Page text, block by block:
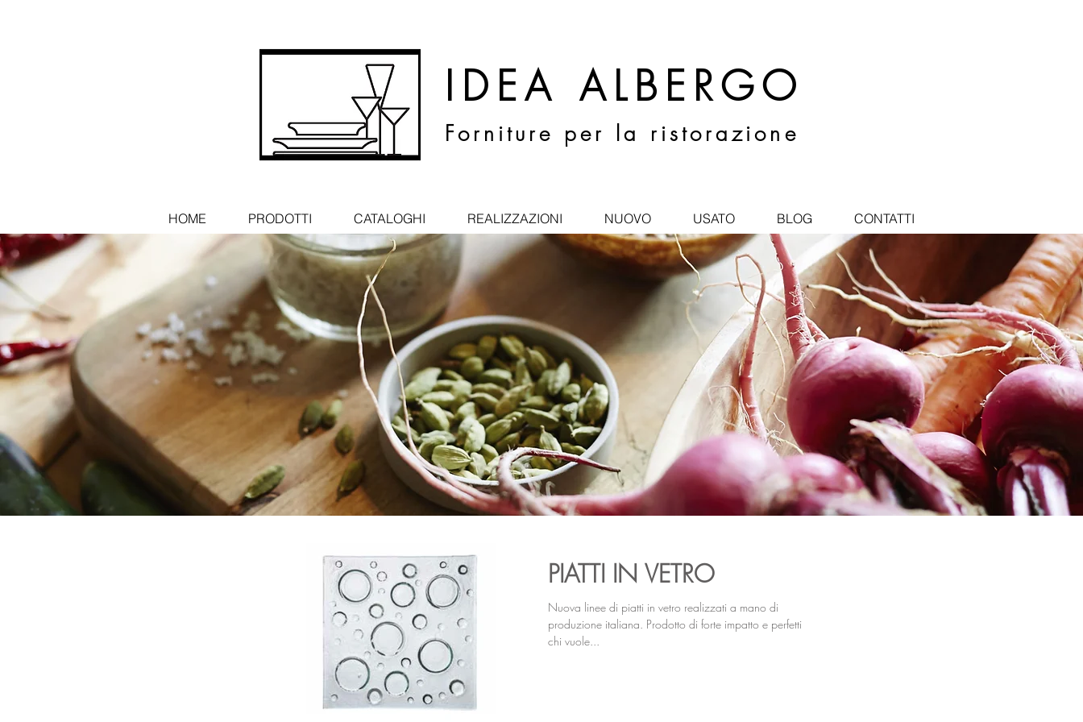
IDEA ALBERGO
Forniture per la ristorazione
HOME PRODOTTI CATALOGHI REALIZZAZIONI NUOVO USATO BLOG CONTATTI
PIATTI IN VETRO
Nuova linee di piatti in vetro realizzati a mano di
produzione italiana. Prodotto di forte impatto e perfetti per
chi vuole...